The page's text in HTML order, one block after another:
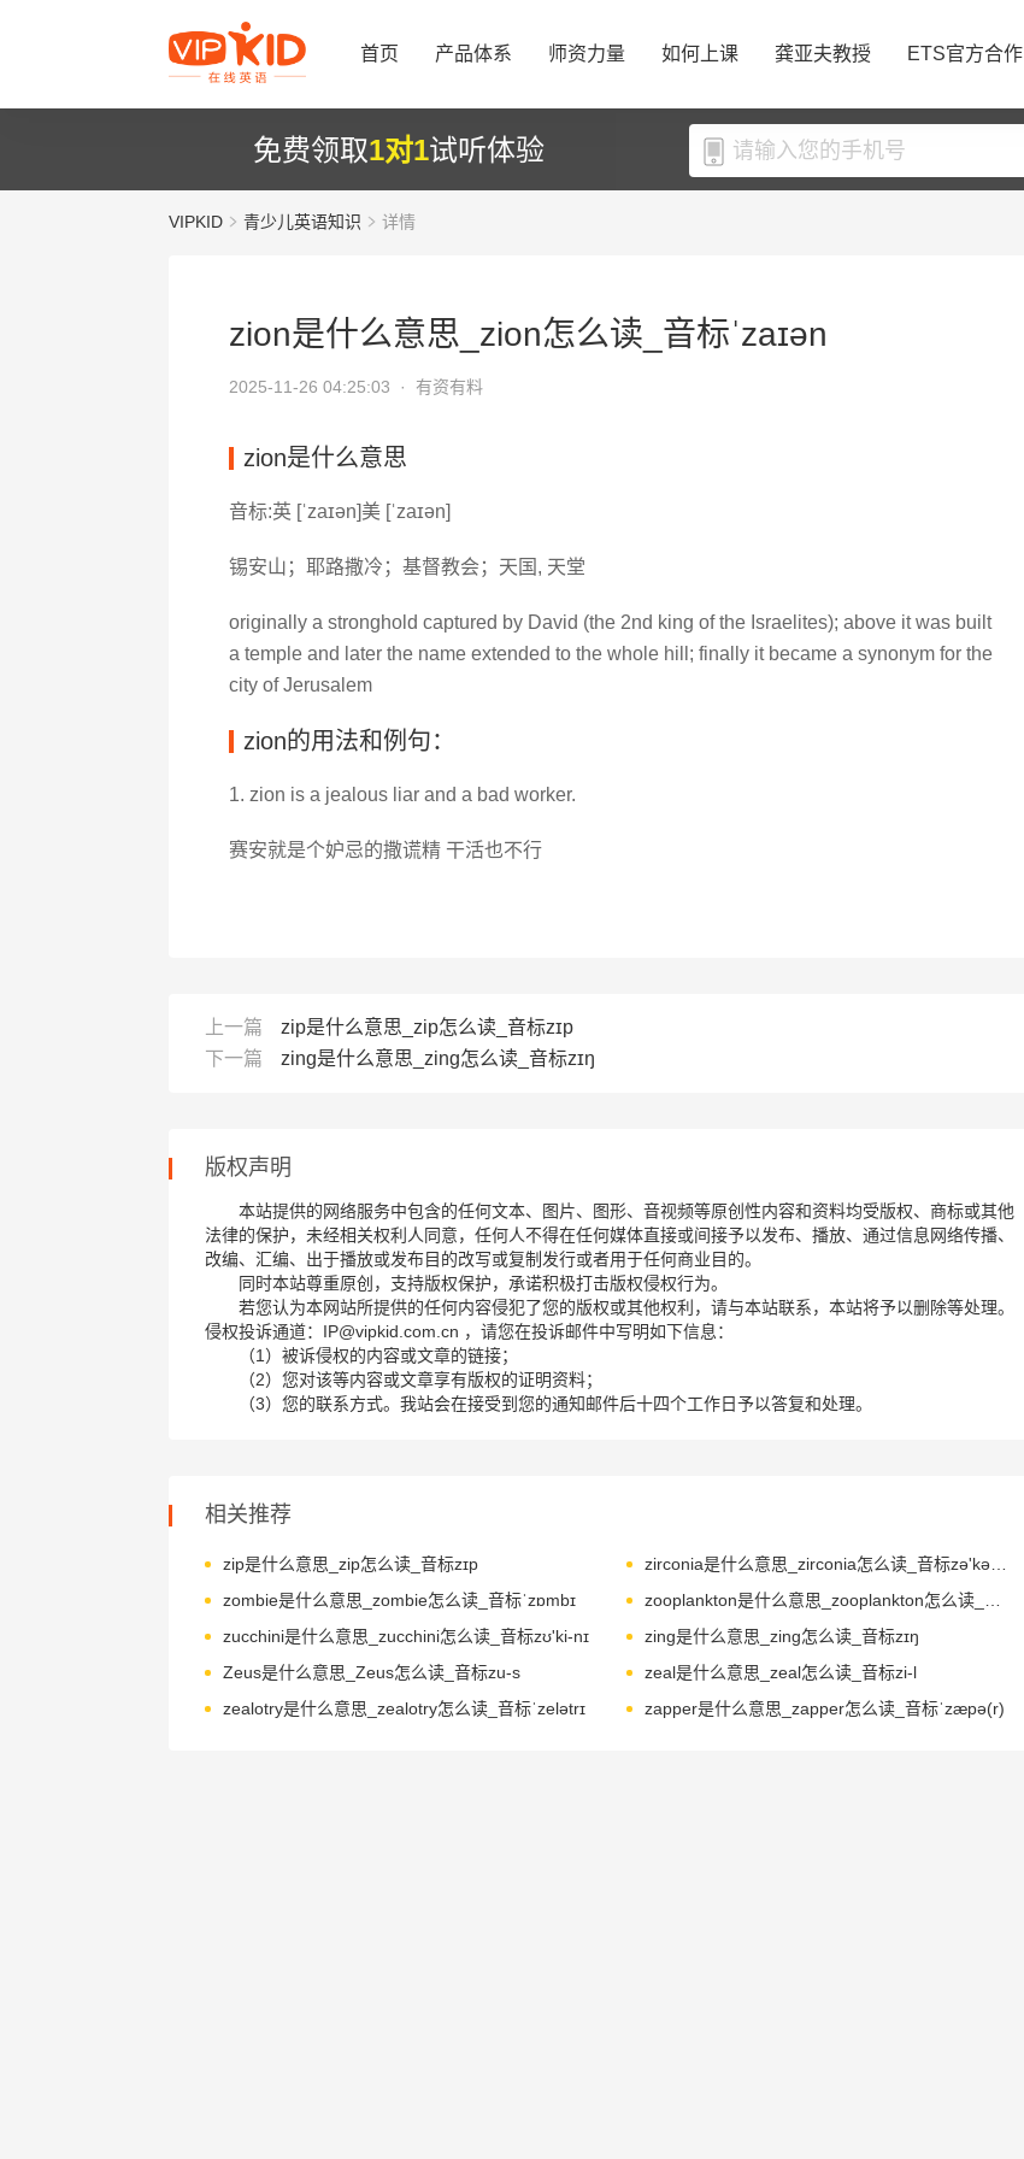
首页 产品体系 师资力量 如何上课 龚亚夫教授 ETS官方合作
免费领取1对1试听体验
VIPKID 青少儿英语知识 详情
zion是什么意思_zion怎么读_音标ˈzaɪən
2025-11-26 04:25:03 · 有资有料
zion是什么意思
音标:英 [ˈzaɪən]美 [ˈzaɪən]
锡安山；耶路撒冷；基督教会；天国, 天堂
originally a stronghold captured by David (the 2nd king of the Israelites); above it was built
a temple and later the name extended to the whole hill; finally it became a synonym for the
city of Jerusalem
zion的用法和例句：
1. zion is a jealous liar and a bad worker.
赛安就是个妒忌的撒谎精 干活也不行
上一篇
zip是什么意思_zip怎么读_音标zɪp
下一篇
zing是什么意思_zing怎么读_音标zɪŋ
版权声明
本站提供的网络服务中包含的任何文本、图片、图形、音视频等原创性内容和资料均受版权、商标或其他
法律的保护，未经相关权利人同意，任何人不得在任何媒体直接或间接予以发布、播放、通过信息网络传播、
改编、汇编、出于播放或发布目的改写或复制发行或者用于任何商业目的。
同时本站尊重原创，支持版权保护，承诺积极打击版权侵权行为。
若您认为本网站所提供的任何内容侵犯了您的版权或其他权利，请与本站联系，本站将予以删除等处理。
侵权投诉通道：IP@vipkid.com.cn ，请您在投诉邮件中写明如下信息：
（1）被诉侵权的内容或文章的链接；
（2）您对该等内容或文章享有版权的证明资料；
（3）您的联系方式。我站会在接受到您的通知邮件后十四个工作日予以答复和处理。
相关推荐
zip是什么意思_zip怎么读_音标zɪp
zirconia是什么意思_zirconia怎么读_音标zə'kəʊnɪə
zombie是什么意思_zombie怎么读_音标ˈzɒmbɪ
zucchini是什么意思_zucchini怎么读_音标zʊ'ki-nɪ
zing是什么意思_zing怎么读_音标zɪŋ
Zeus是什么意思_Zeus怎么读_音标zu-s
zeal是什么意思_zeal怎么读_音标zi-l
zealotry是什么意思_zealotry怎么读_音标ˈzelətrɪ
zapper是什么意思_zapper怎么读_音标ˈzæpə(r)